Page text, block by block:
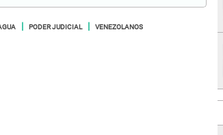
PODER JUDICIAL VENEZOLANOS